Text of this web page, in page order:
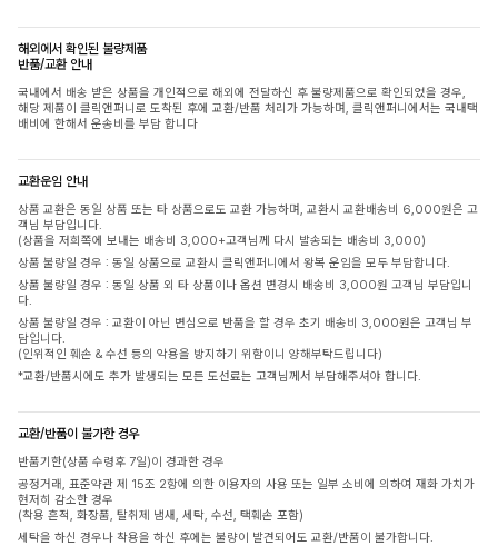
해외에서 확인된 불량제품
반품/교환 안내
국내에서 배송 받은 상품을 개인적으로 해외에 전달하신 후 불량제품으로 확인되었을 경우,
해당 제품이 클릭앤퍼니로 도착된 후에 교환/반품 처리가 가능하며, 클릭앤퍼니에서는 국내택
배비에 한해서 운송비를 부담 합니다
교환운임 안내
상품 교환은 동일 상품 또는 타 상품으로도 교환 가능하며, 교환시 교환배송비 6,000원은 고
객님 부담입니다.
(상품을 저희쪽에 보내는 배송비 3,000+고객님께 다시 발송되는 배송비 3,000)
상품 불량일 경우 : 동일 상품으로 교환시 클릭앤퍼니에서 왕복 운임을 모두 부담합니다.
상품 불량일 경우 : 동일 상품 외 타 상품이나 옵션 변경시 배송비 3,000원 고객님 부담입니
다.
상품 불량일 경우 : 교환이 아닌 변심으로 반품을 할 경우 초기 배송비 3,000원은 고객님 부
담입니다.
(인위적인 훼손 & 수선 등의 악용을 방지하기 위함이니 양해부탁드립니다)
*교환/반품시에도 추가 발생되는 모든 도선료는 고객님께서 부담해주셔야 합니다.
교환/반품이 불가한 경우
반품기한(상품 수령후 7일)이 경과한 경우
공정거래, 표준약관 제 15조 2항에 의한 이용자의 사용 또는 일부 소비에 의하여 재화 가치가
현저히 감소한 경우
(착용 흔적, 화장품, 탈취제 냄새, 세탁, 수선, 택훼손 포함)
세탁을 하신 경우나 착용을 하신 후에는 불량이 발견되어도 교환/반품이 불가합니다.